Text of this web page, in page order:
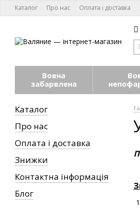
Каталог Про нас Оплата і доставка
Вовна
забарвлена
Каталог
Про нас
Оплата і доставка
Знижки
Контактна інформація
Блог